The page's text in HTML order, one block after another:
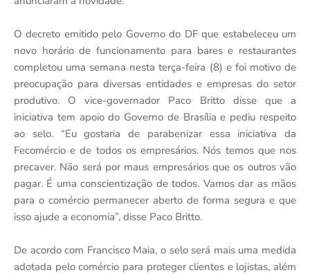
O decreto emitido pelo Governo do DF que estabeleceu um
novo horário de funcionamento para bares e restaurantes
completou uma semana nesta terça-feira (8) e foi motivo de
preocupação para diversas entidades e empresas do setor
produtivo. O vice-governador Paco Britto disse que a
iniciativa tem apoio do Governo de Brasília e pediu respeito
ao selo. “Eu gostaria de parabenizar essa iniciativa da
Fecomércio e de todos os empresários. Nós temos que nos
precaver. Não será por maus empresários que os outros vão
pagar. É uma conscientização de todos. Vamos dar as mãos
para o comércio permanecer aberto de forma segura e que
isso ajude a economia”, disse Paco Britto.
De acordo com Francisco Maia, o selo será mais uma medida
adotada pelo comércio para proteger clientes e lojistas, além